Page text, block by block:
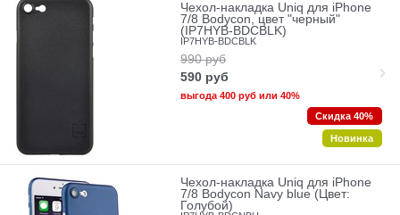
Чехол-накладка Uniq для iPhone
7/8 Bodycon, цвет "черный"
(IP7HYB-BDCBLK)
IP7HYB-BDCBLK
990 руб
590 руб
выгода 400 рубили 40%
Скидка 40%
Новинка
Чехол-накладка Uniq для iPhone
7/8 Bodycon Navy blue (Цвет:
Голубой)